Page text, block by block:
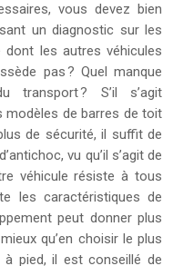
vous devez bien
un diagnostic sur les
dont les autres véhicules
pas ? Quel manque
transport ? S’il s’agit
modèles de barres de toit
de sécurité, il suffit de
vu qu’il s’agit de
véhicule résiste à tous
les caractéristiques de
peut donner plus
qu’en choisir le plus
à pied, il est conseillé de